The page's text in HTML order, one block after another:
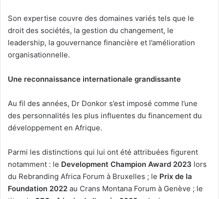
Son expertise couvre des domaines variés tels que le
droit des sociétés, la gestion du changement, le
leadership, la gouvernance financière et l’amélioration
organisationnelle.
Une reconnaissance internationale grandissante
Au fil des années, Dr Donkor s’est imposé comme l’une
des personnalités les plus influentes du financement du
développement en Afrique.
Parmi les distinctions qui lui ont été attribuées figurent
notamment : le Development Champion Award 2023 lors
du Rebranding Africa Forum à Bruxelles ; le Prix de la
Foundation 2022 au Crans Montana Forum à Genève ; le